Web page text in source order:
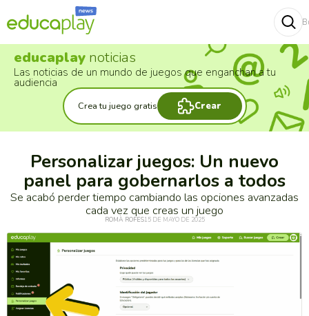
Buscar
educaplay noticias
Las noticias de un mundo de juegos que enganchan a tu
audiencia
Crea tu juego gratis Crear
Personalizar juegos: Un nuevo
panel para gobernarlos a todos
Se acabó perder tiempo cambiando las opciones avanzadas
cada vez que creas un juego
ROMÀ ROFES15 DE MAYO DE 2025